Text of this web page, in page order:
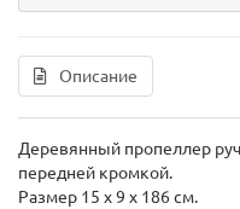
Описание
Деревянный пропеллер
передней кромкой.
Размер 15 х 9 х 186 см.